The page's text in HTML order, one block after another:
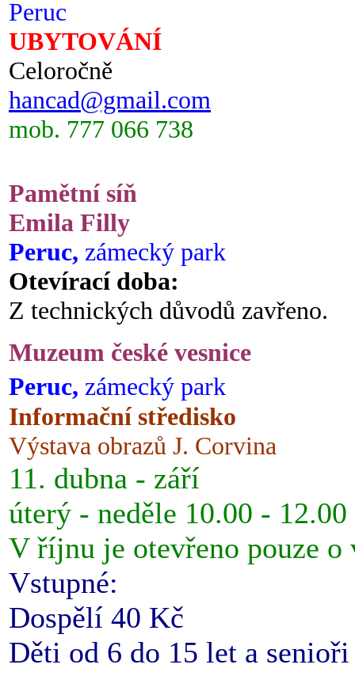
Peruc
UBYTOVÁNÍ
Celoročně
hancad@gmail.com
mob. 777 066 738
Pamětní síň
Emila Filly
Peruc, zámecký park
Otevírací doba:
Z technických důvodů zavřeno.
Muzeum české vesnice
Peruc, zámecký park
Informační středisko
Výstava obrazů J. Corvina
11. dubna - září
úterý - neděle 10.00 -
V říjnu je otevřeno pouze o
Vstupné:
Dospělí 40 Kč
Děti od 6 do 15 let a